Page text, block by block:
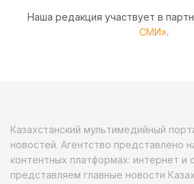
Наша редакция участвует в
СМИ».
Казахстанский мультимедийный
новостей. Агентство представлено
контентных платформах: интернет и
представляем главные новости